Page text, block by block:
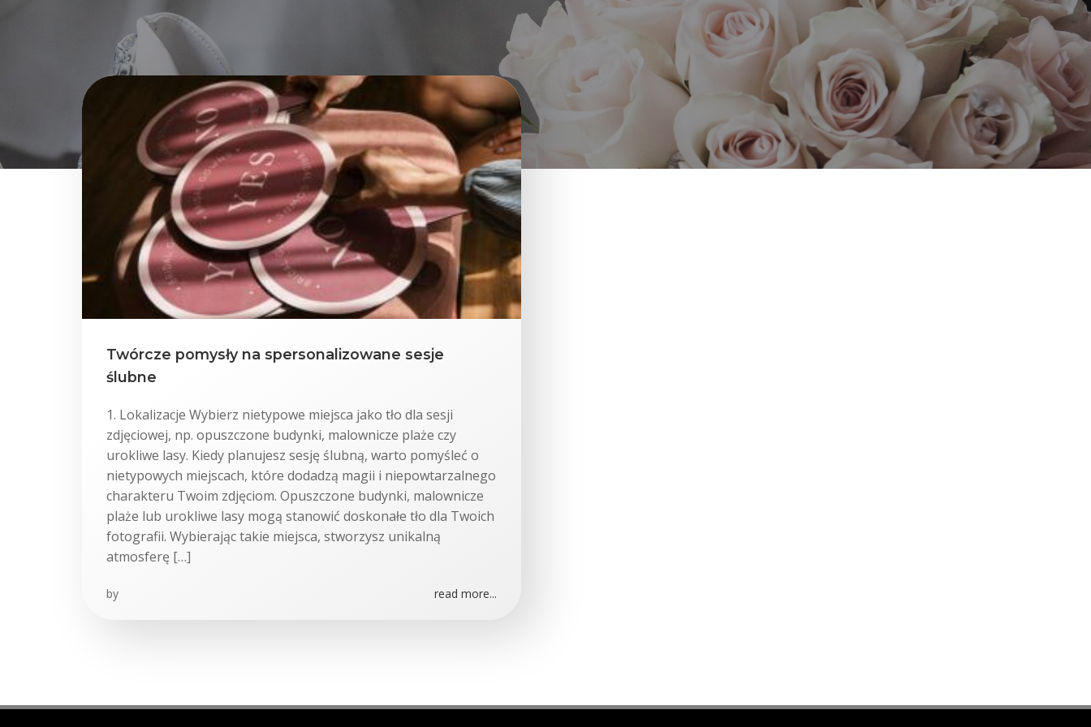
Twórcze pomysły na spersonalizowane sesje
ślubne
1. Lokalizacje Wybierz nietypowe miejsca jako tło dla sesji
zdjęciowej, np. opuszczone budynki, malownicze plaże czy
urokliwe lasy. Kiedy planujesz sesję ślubną, warto pomyśleć o
nietypowych miejscach, które dodadzą magii i niepowtarzalnego
charakteru Twoim zdjęciom. Opuszczone budynki, malownicze
plaże lub urokliwe lasy mogą stanowić doskonałe tło dla Twoich
fotografii. Wybierając takie miejsca, stworzysz unikalną
atmosferę […]
by read more...